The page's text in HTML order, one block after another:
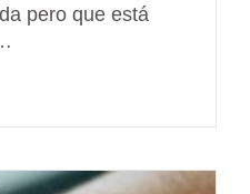
pero que está